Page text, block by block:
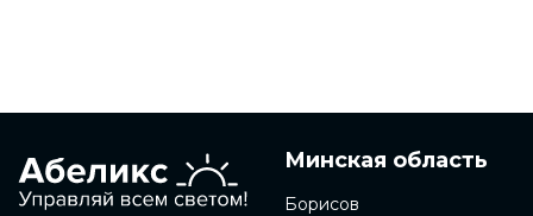
Минская область
Борисов